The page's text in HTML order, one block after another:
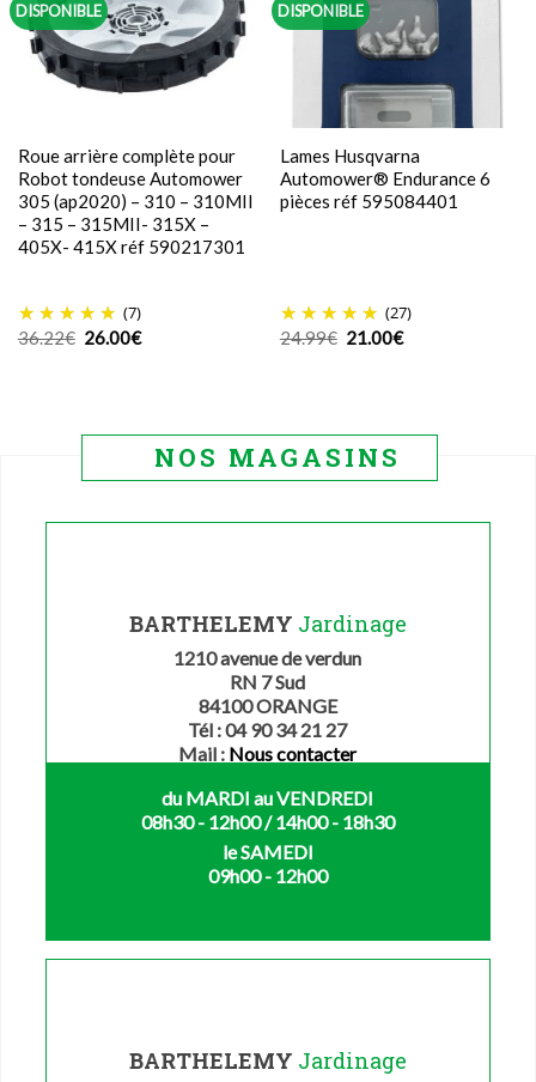
DISPONIBLE
Roue arrière complète pour
Robot tondeuse Automower
305 (ap2020) – 310 – 310MII
– 315 – 315MII- 315X –
405X- 415X réf 590217301
(7)
36.22€ Le
prix
26.00€Le
prix
DISPONIBLE
Lames Husqvarna
Automower® Endurance 6
pièces réf 595084401
(27)
24.99€ Le
prix
21.00€Le
prix
NOS MAGASINS
BARTHELEMY Jardinage
1210 avenue de verdun
RN 7 Sud
84100 ORANGE
Tél : 04 90 34 21 27
Mail : Nous contacter
du MARDI au VENDREDI
08h30 - 12h00 / 14h00 - 18h30
le SAMEDI
09h00 - 12h00
BARTHELEMY Jardinage